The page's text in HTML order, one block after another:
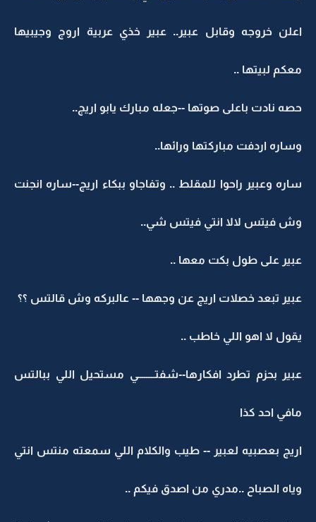
اعلن خروجه وقابل عبير.. عبير خذي عربية اروج وجيبيها
معكم لبيتها ..
حصه نادت باعلى صوتها --جعله مبارك يابو اريج..
وساره اردفت مباركتها ورائها..
ساره وعبير راحوا للمقلط .. وتفاجاو ببكاء اريج--ساره انجنت
وش فيتس لالا انتي فيتس شي..
عبير على طول بكت معها ..
عبير تبعد خصلات اريج عن وجهها -- عالبركه وش قالتس ؟؟
يقول لا اهو اللي خاطب ..
عبير بحزم تطرد افكارها--شفتــــــــي مستحيل اللي ببالتس
مافي احد كذا
اريج بعصبيه لعبير -- طيب والكلام اللي سمعته منتس انتي
وياه الصباح ..مدري من اصدق فيكم ..